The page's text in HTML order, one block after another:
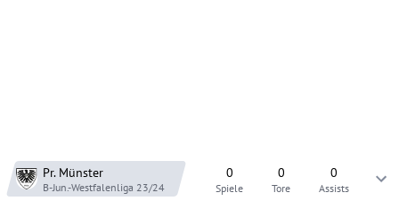
Pr. Münster
B-Jun.-Westfalenliga 23/24
0
Spiele
0
Tore
0
Assists